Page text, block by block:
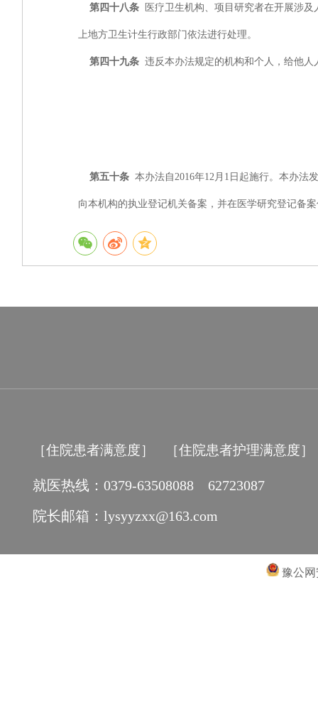
第四十八条 医疗卫生机构、项目研究者在开展涉
上地方卫生计生行政部门依法进行处理。
第四十九条 违反本办法规定的机构和个人，给他
第五十条 本办法自2016年12月1日起施行。本办法
向本机构的执业登记机关备案，并在医学研究登记备
［住院患者满意度］ ［住院患者护理满意度］
就医热线：0379-63508088 62723087
院长邮箱：lysyyzxx@163.com
豫公网